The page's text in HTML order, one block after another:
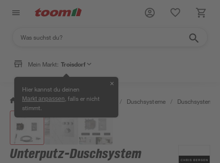
Mein Markt: Troisdorf
Hier kannst du deinen
Markt anpassen , falls er nicht
stimmt.
✕
/ Bad & Sanitär / Badarmaturen / Duschsysteme / Duschsysteme
Unterputz-Duschsystem